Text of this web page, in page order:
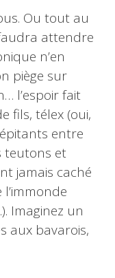
Ou tout au
attendre
n’en
piège sur
l’espoir fait
fils, télex (oui,
entre
teutons et
jamais caché
Imaginez un
aux bavarois,